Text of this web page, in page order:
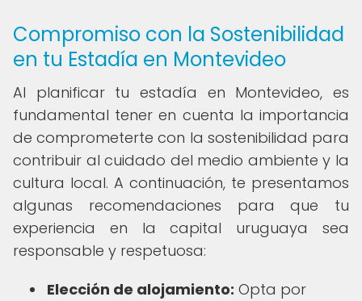
Compromiso con la Sostenibilidad
en tu Estadía en Montevideo
Al planificar tu estadía en Montevideo, es
fundamental tener en cuenta la importancia
de comprometerte con la sostenibilidad para
contribuir al cuidado del medio ambiente y la
cultura local. A continuación, te presentamos
algunas recomendaciones para que tu
experiencia en la capital uruguaya sea
responsable y respetuosa:
Elección de alojamiento: Opta por